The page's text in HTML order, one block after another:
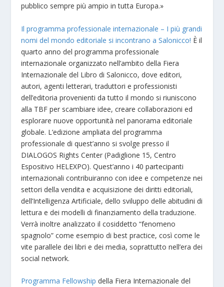
pubblico sempre più ampio in tutta Europa.»
Il programma professionale internazionale – I più grandi
nomi del mondo editoriale si incontrano a Salonicco! È il
quarto anno del programma professionale
internazionale organizzato nell’ambito della Fiera
Internazionale del Libro di Salonicco, dove editori,
autori, agenti letterari, traduttori e professionisti
dell’editoria provenienti da tutto il mondo si riuniscono
alla TBF per scambiare idee, creare collaborazioni ed
esplorare nuove opportunità nel panorama editoriale
globale. L’edizione ampliata del programma
professionale di quest’anno si svolge presso il
DIALOGOS Rights Center (Padiglione 15, Centro
Espositivo HELEXPO). Quest’anno i 40 partecipanti
internazionali contribuiranno con idee e competenze nei
settori della vendita e acquisizione dei diritti editoriali,
dell’Intelligenza Artificiale, dello sviluppo delle abitudini di
lettura e dei modelli di finanziamento della traduzione.
Verrà inoltre analizzato il cosiddetto “fenomeno
spagnolo” come esempio di best practice, così come le
vite parallele dei libri e dei media, soprattutto nell’era dei
social network.
Programma Fellowship della Fiera Internazionale del